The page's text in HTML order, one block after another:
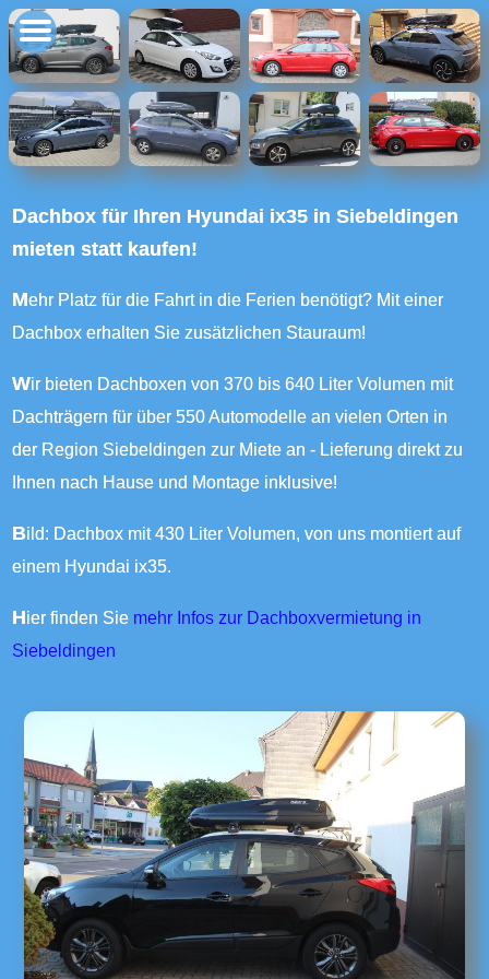
Dachbox für Ihren Hyundai ix35 in Siebeldingen
mieten statt kaufen!
Mehr Platz für die Fahrt in die Ferien benötigt? Mit einer
Dachbox erhalten Sie zusätzlichen Stauraum!
Wir bieten Dachboxen von 370 bis 640 Liter Volumen mit
Dachträgern für über 550 Automodelle an vielen Orten in
der Region Siebeldingen zur Miete an - Lieferung direkt zu
Ihnen nach Hause und Montage inklusive!
Bild: Dachbox mit 430 Liter Volumen, von uns montiert auf
einem Hyundai ix35.
Hier finden Sie mehr Infos zur Dachboxvermietung in
Siebeldingen